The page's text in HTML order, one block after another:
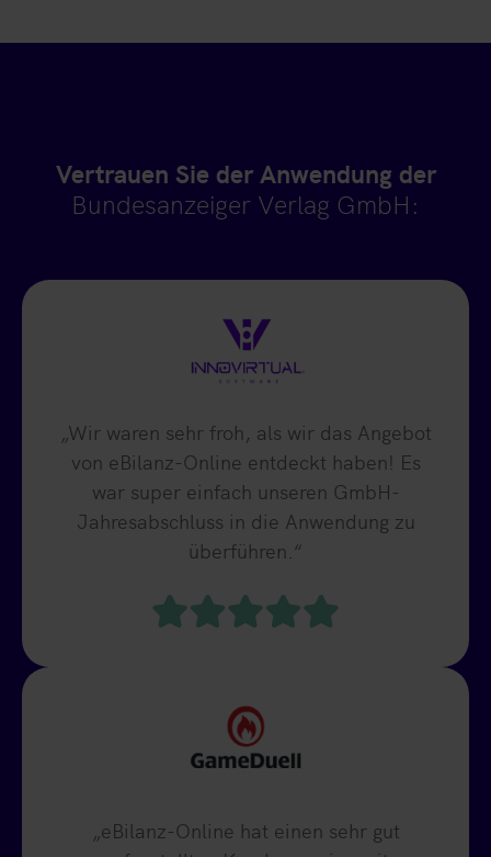
Vertrauen Sie der Anwendung der
Bundesanzeiger Verlag GmbH:
„Wir waren sehr froh, als wir das Angebot
von eBilanz-Online entdeckt haben! Es
war super einfach unseren GmbH-
Jahresabschluss in die Anwendung zu
überführen.“
„eBilanz-Online hat einen sehr gut